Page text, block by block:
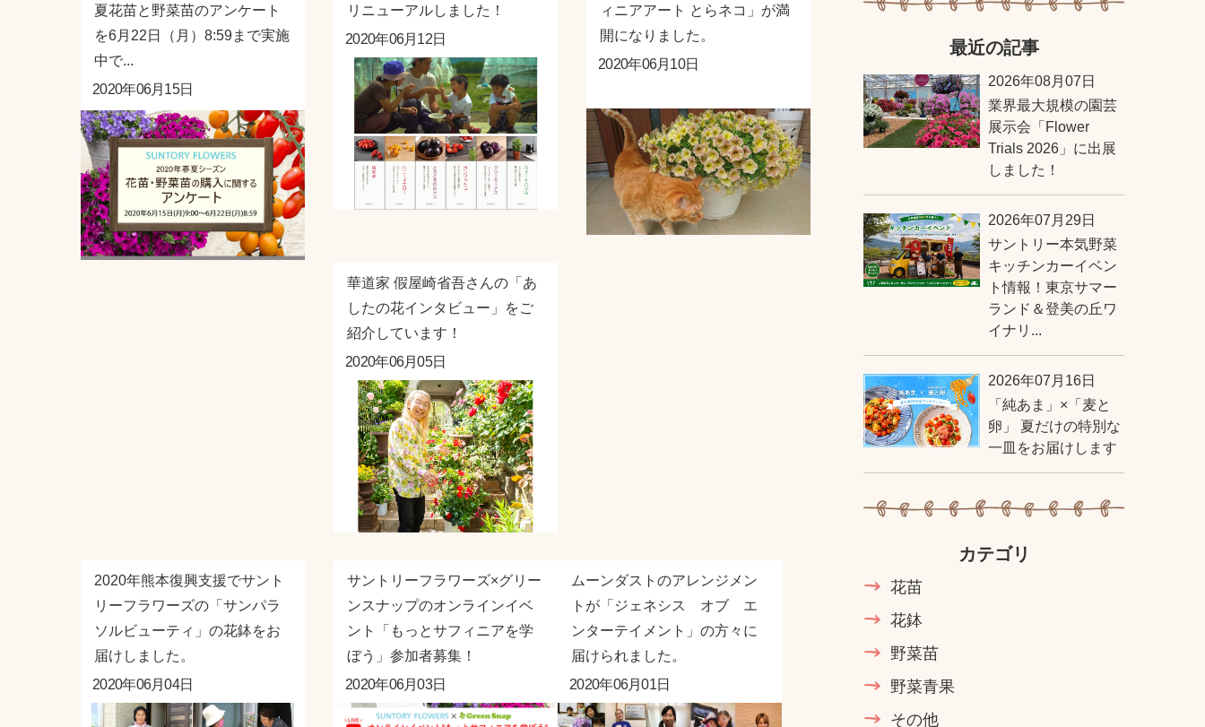
夏花苗と野菜苗のアンケート
を6月22日（月）8:59まで実施
中で...
2020年06月15日
リニューアルしました！
2020年06月12日
ィニアアート とらネコ」が満
開になりました。
2020年06月10日
華道家 假屋崎省吾さんの「あ
したの花インタビュー」をご
紹介しています！
2020年06月05日
2020年熊本復興支援でサント
リーフラワーズの「サンパラ
ソルビューティ」の花鉢をお
届けしました。
2020年06月04日
サントリーフラワーズ×グリー
ンスナップのオンラインイベ
ント「もっとサフィニアを学
ぼう」参加者募集！
2020年06月03日
ムーンダストのアレンジメン
トが「ジェネシス オブ エ
ンターテイメント」の方々に
届けられました。
2020年06月01日
最近の記事
2026年08月07日
業界最大規模の園芸
展示会「Flower
Trials 2026」に出展
しました！
2026年07月29日
サントリー本気野菜
キッチンカーイベン
ト情報！東京サマー
ランド＆登美の丘ワ
イナリ...
2026年07月16日
「純あま」×「麦と
卵」 夏だけの特別な
一皿をお届けします
カテゴリ
花苗
花鉢
野菜苗
野菜青果
その他